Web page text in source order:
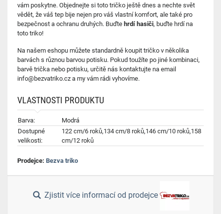
vám poskytne. Objednejte si toto tričko ještě dnes a nechte svět
vědět, že váš tep bije nejen pro váš vlastní komfort, ale také pro
bezpečnost a ochranu druhých. Buďte hrdí hasiči, buďte hrdí na
toto triko!
Na našem eshopu můžete standardně koupit tričko v několika
barvách s různou barvou potisku. Pokud toužíte po jiné kombinaci,
barvě trička nebo potisku, určitě nás kontaktujte na email
info@bezvatriko.cz a my vám rádi vyhovíme.
VLASTNOSTI PRODUKTU
Barva:
Modrá
Dostupné
velikosti:
122 cm/6 roků,134 cm/8 roků,146 cm/10 roků,158
cm/12 roků
Prodejce: Bezva triko
Zjistit více informací od prodejce